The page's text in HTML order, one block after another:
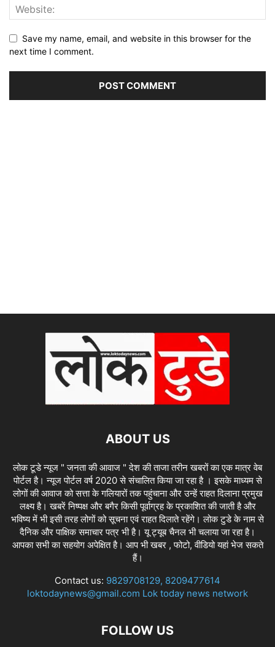
Save my name, email, and website in this browser for the
next time I comment.
ABOUT US
लोक टूडे न्यूज " जनता की आवाज " देश की ताजा तरीन खबरों का एक मात्र वेब
पोर्टल है। न्यूज पोर्टल वर्ष 2020 से संचालित किया जा रहा है । इसके माध्यम से
लोगों की आवाज को सत्ता के गलियारों तक पहुंचाना और उन्हें राहत दिलाना प्रमुख
लक्ष्य है। खबरें निष्पक्ष और बगैर किसी पूर्वाग्रह के प्रकाशित की जाती है और
भविष्य में भी इसी तरह लोगों को सूचना एवं राहत दिलाते रहेंगे। लोक टुडे के नाम से
दैनिक और पाक्षिक समाचार पत्र भी है। यू ट्यूब चैनल भी चलाया जा रहा है।
आपका सभी का सहयोग अपेक्षित है। आप भी खबर , फोटो, वीडियो यहां भेज सकते
हैं।
Contact us: 9829708129, 8209477614
loktodaynews@gmail.com Lok today news network
FOLLOW US